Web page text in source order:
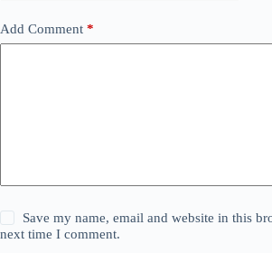
Add Comment *
Save my name, email and website in this
next time I comment.